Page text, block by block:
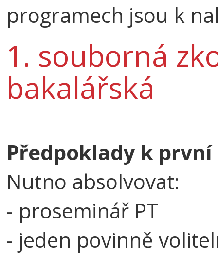
programech jsou k
1. souborná
bakalářská
Předpoklady k
Nutno absolvovat:
- proseminář PT
- jeden povinně